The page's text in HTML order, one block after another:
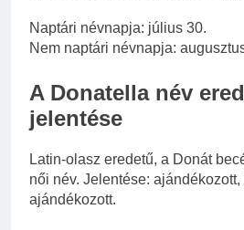
Naptári névnapja: július 30.
Nem naptári névnapja:
A Donatella név
jelentése
Latin-olasz eredetű, a Donát
női név. Jelentése: ajándékozott,
ajándékozott.